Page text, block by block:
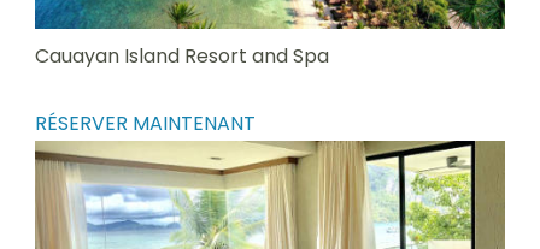
Cauayan Island Resort and Spa
RÉSERVER MAINTENANT